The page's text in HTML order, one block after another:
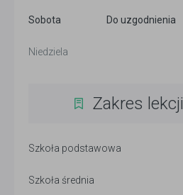
Sobota Do uzgodnienia
Niedziela
Zakres lekcji
Szkoła podstawowa
Szkoła średnia